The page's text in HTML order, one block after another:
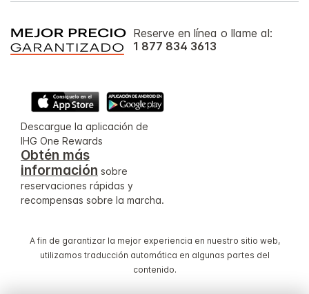
Reserve en línea o llame al:
1 877 834 3613
Descargue la aplicación de
IHG One Rewards
Obtén más
información sobre
reservaciones rápidas y
recompensas sobre la marcha.
A fin de garantizar la mejor experiencia en nuestro sitio web,
utilizamos traducción automática en algunas partes del
contenido.